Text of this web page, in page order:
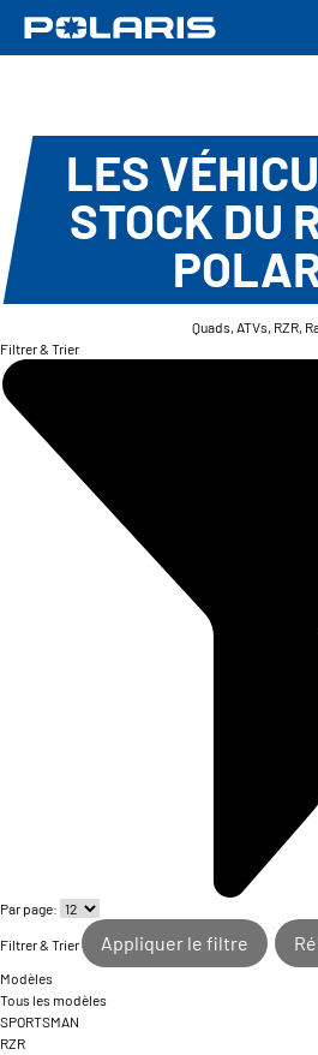
LES
STOCK DU
Quads, ATVs, RZR,
Filtrer & Trier
Par page:
Filtrer & Trier Appliquer le filtre
Modèles
Tous les modèles
SPORTSMAN
RZR